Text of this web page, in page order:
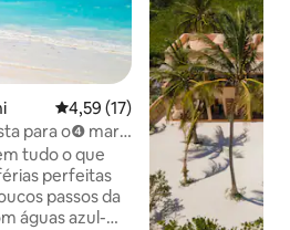
4,59 de uma avaliação média
4,59 (17)
para o❹ mar,
tudo o que
perfeitas
passos da
águas azul-